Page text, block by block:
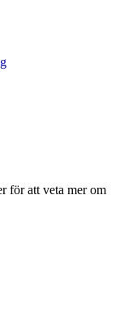
för att veta mer om